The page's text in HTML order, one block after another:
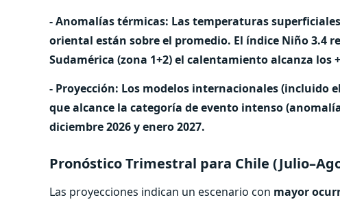
- Anomalías térmicas: Las temperaturas
oriental están sobre el promedio. El índice Niño 3.4
Sudamérica (zona 1+2) el calentamiento alcanza los
- Proyección: Los modelos internacionales (incluido
que alcance la categoría de evento intenso
diciembre 2026 y enero 2027.
Pronóstico Trimestral para Chile
Las proyecciones indican un escenario con mayor